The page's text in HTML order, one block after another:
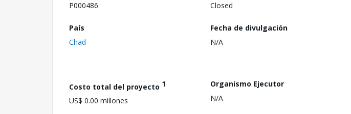
P000486
Closed
País
Chad
Fecha de divulgación
N/A
Costo total del proyecto 1
US$ 0.00 millones
Organismo Ejecutor
N/A